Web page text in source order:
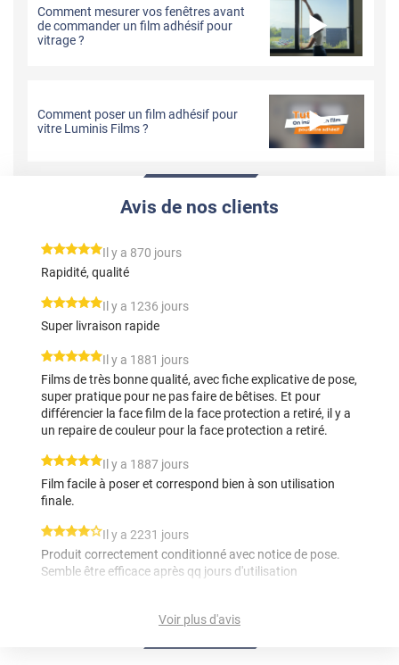
Comment mesurer vos fenêtres avant
de commander un film adhésif pour
vitrage ?
Comment poser un film adhésif pour
vitre Luminis Films ?
Avis de nos clients
*****
Il y a 870 jours
Rapidité, qualité
*****
Il y a 1236 jours
Super livraison rapide
*****
Il y a 1881 jours
Films de très bonne qualité, avec fiche explicative de pose,
super pratique pour ne pas faire de bêtises. Et pour
différencier la face film de la face protection a retiré, il y a
un repaire de couleur pour la face protection a retiré.
*****
Il y a 1887 jours
Film facile à poser et correspond bien à son utilisation
finale.
*****Il y a 2231 jours
Produit correctement conditionné avec notice de pose.
Semble être efficace après qq jours d'utilisation
L’indice de repousse des UV me paraît élevé par rapport à
Voir plus d'avis